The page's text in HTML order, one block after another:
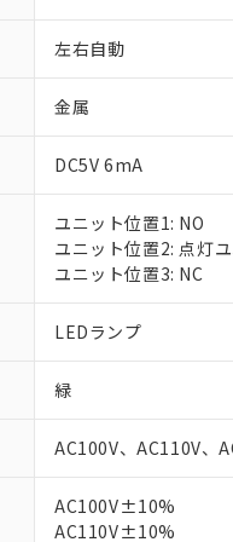
左右自動
金属
DC5V 6mA
ユニット位置1: NO
ユニット位置2: 点灯
ユニット位置3: NC
LEDランプ
緑
AC100V、AC110V、
AC100V±10%
AC110V±10%
※1 対応状況